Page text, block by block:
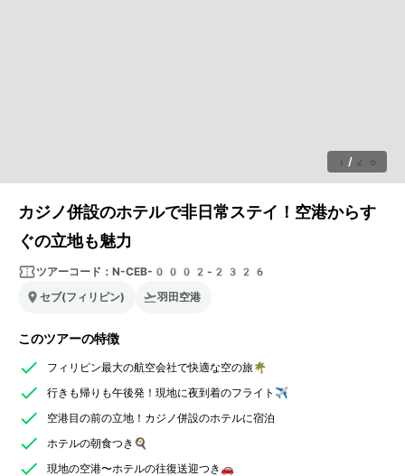
1 / 26
カジノ併設のホテルで非日常ステイ！空港からす
ぐの立地も魅力
ツアーコード： N-CEB-0002-2326
セブ(フィリピン)
羽田空港
このツアーの特徴
フィリピン最大の航空会社で快適な空の旅🌴
行きも帰りも午後発！現地に夜到着のフライト✈
空港目の前の立地！カジノ併設のホテルに宿泊
ホテルの朝食つき🍳
現地の空港〜ホテルの往復送迎つき🚗